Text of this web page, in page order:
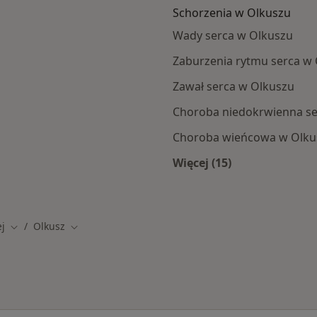
Schorzenia w Olkuszu
Wady serca w Olkuszu
Zaburzenia rytmu serca w
Zawał serca w Olkuszu
Choroba niedokrwienna
Choroba wieńcowa w
Więcej (15)
Zmień miasto
Olkusz Zmień miasto